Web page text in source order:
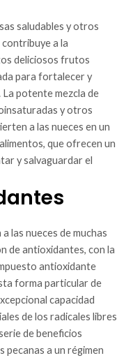
saludables y otros
a la
deliciosos frutos
para fortalecer y
potente mezcla de
y otros
a las nueces en un
que ofrecen un
y salvaguardar el
las nueces de muchas
de antioxidantes, con la
antioxidante
forma particular de
capacidad
de los radicales libres
de beneficios
a un régimen